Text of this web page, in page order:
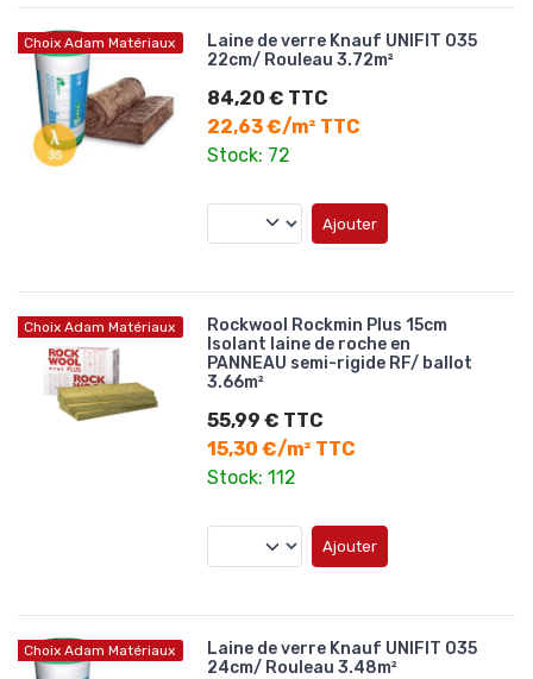
Choix Adam Matériaux
Laine de verre Knauf UNIFIT 035
22cm/ Rouleau 3.72m²
84,20 € TTC
22,63 €/m² TTC
Stock: 72
Ajouter
Choix Adam Matériaux
Rockwool Rockmin Plus 15cm
Isolant laine de roche en
PANNEAU semi-rigide RF/ ballot
3.66m²
55,99 € TTC
15,30 €/m² TTC
Stock: 112
Ajouter
Choix Adam Matériaux
Laine de verre Knauf UNIFIT 035
24cm/ Rouleau 3.48m²